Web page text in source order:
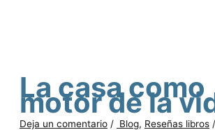
La casa como
motor de la
Deja un comentario / Blog, Reseñas libros